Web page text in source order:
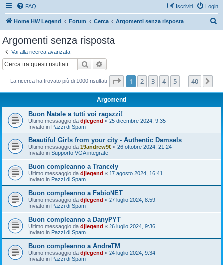
FAQ Login
Iscriviti
Home HW Legend Forum Cerca Argomenti senza risposta
Argomenti senza risposta
Vai alla ricerca avanzata
Cerca
La ricerca ha trovato più di 1000 risultati Pagina di 40
1 2 3 4 5 40
Argomenti
Buon Natale a tutti voi ragazzi!
Ultimo messaggio da djlegend « 25 dicembre 2024, 9:35
Inviato in Pazzi di Spam
Beautiful Girls from your city - Authentic Damsels
Ultimo messaggio da 19andrew90 « 26 ottobre 2024, 21:24
Inviato in Supporto VGA integrate
Buon compleanno a Trancely
Ultimo messaggio da djlegend « 17 agosto 2024, 16:41
Inviato in Pazzi di Spam
Buon compleanno a FabioNET
Ultimo messaggio da djlegend « 27 luglio 2024, 8:59
Inviato in Pazzi di Spam
Buon compleanno a DanyPYT
Ultimo messaggio da djlegend « 26 luglio 2024, 9:36
Inviato in Pazzi di Spam
Buon compleanno a AndreTM
Ultimo messaggio da djlegend « 24 luglio 2024, 9:34
Inviato in Pazzi di Spam